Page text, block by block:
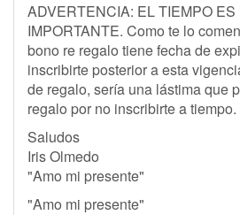
ADVERTENCIA: EL TIEMPO
IMPORTANTE. Como te lo
bono re regalo tiene fecha de
inscribirte posterior a esta
de regalo, sería una lástima que
regalo por no inscribirte a tiempo.
Saludos
Iris Olmedo
"Amo mi presente"
"Amo mi presente"